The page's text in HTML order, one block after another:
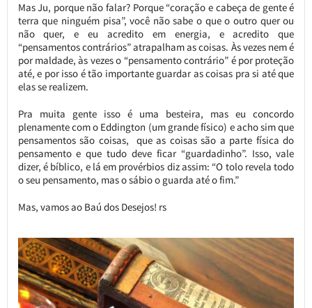
Mas Ju, porque não falar? Porque “coração e cabeça de gente é
terra que ninguém pisa”, você não sabe o que o outro quer ou
não quer, e eu acredito em energia, e acredito que
“pensamentos contrários” atrapalham as coisas. Às vezes nem é
por maldade, às vezes o “pensamento contrário” é por proteção
até, e por isso é tão importante guardar as coisas pra si até que
elas se realizem.
Pra muita gente isso é uma besteira, mas eu concordo
plenamente com o Eddington (um grande físico) e acho sim que
pensamentos são coisas, que as coisas são a parte física do
pensamento e que tudo deve ficar “guardadinho”. Isso, vale
dizer, é bíblico, e lá em provérbios diz assim: “O tolo revela todo
o seu pensamento, mas o sábio o guarda até o fim.”
Mas, vamos ao Baú dos Desejos! rs